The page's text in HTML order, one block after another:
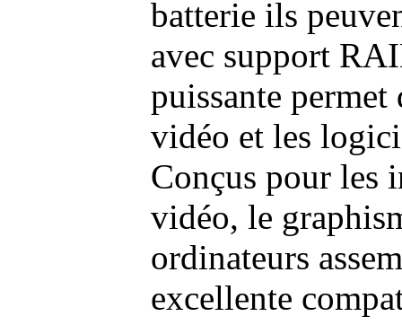
batterie ils
avec support
puissante permet
vidéo et les
Conçus pour les
vidéo, le
ordinateurs
excellente